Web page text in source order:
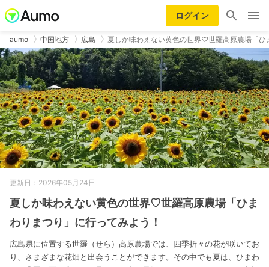
ログイン
aumo 中国地方 広島 夏しか味わえない黄色の世界♡世羅高原農場「
更新日：2026年05月24日
夏しか味わえない黄色の世界♡世羅高原農場「ひま
わりまつり」に行ってみよう！
広島県に位置する世羅（せら）高原農場では、四季折々の花が咲いてお
り、さまざまな花畑と出会うことができます。その中でも夏は、ひまわ